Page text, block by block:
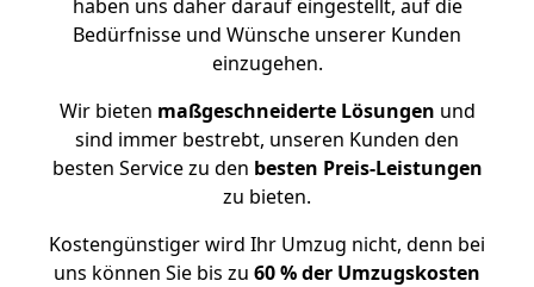
haben uns daher darauf eingestellt, auf die
Bedürfnisse und Wünsche unserer Kunden
einzugehen.
Wir bieten maßgeschneiderte Lösungen und
sind immer bestrebt, unseren Kunden den
besten Service zu den besten Preis-Leistungen
zu bieten.
Kostengünstiger wird Ihr Umzug nicht, denn bei
uns können Sie bis zu 60 % der Umzugskosten